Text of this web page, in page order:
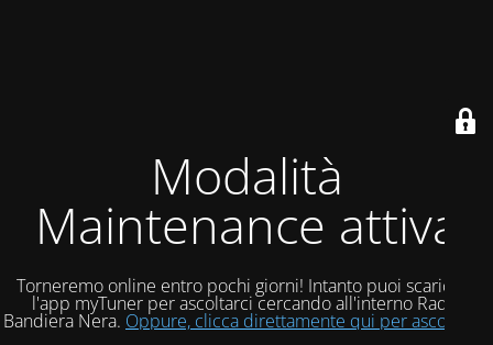
Modalità
Maintenance attiva
Torneremo online entro pochi giorni! Intanto puoi scaricare
l'app myTuner per ascoltarci cercando all'interno Radio
Bandiera Nera. Oppure, clicca direttamente qui per ascoltarci!